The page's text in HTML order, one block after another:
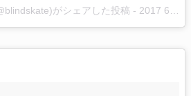
がシェアした投稿 - 2017 6月 25 2:03午後 PDT